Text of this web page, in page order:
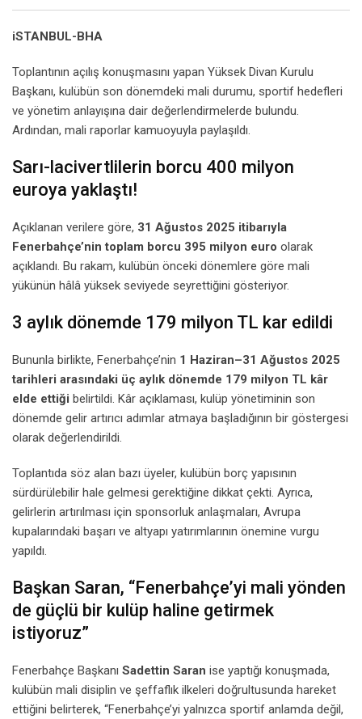
iSTANBUL-BHA
Toplantının açılış konuşmasını yapan Yüksek Divan Kurulu
Başkanı, kulübün son dönemdeki mali durumu, sportif hedefleri
ve yönetim anlayışına dair değerlendirmelerde bulundu.
Ardından, mali raporlar kamuoyuyla paylaşıldı.
Sarı-lacivertlilerin borcu 400 milyon
euroya yaklaştı!
Açıklanan verilere göre, 31 Ağustos 2025 itibarıyla
Fenerbahçe’nin toplam borcu 395 milyon euro olarak
açıklandı. Bu rakam, kulübün önceki dönemlere göre mali
yükünün hâlâ yüksek seviyede seyrettiğini gösteriyor.
3 aylık dönemde 179 milyon TL kar edildi
Bununla birlikte, Fenerbahçe’nin 1 Haziran–31 Ağustos 2025
tarihleri arasındaki üç aylık dönemde 179 milyon TL kâr
elde ettiği belirtildi. Kâr açıklaması, kulüp yönetiminin son
dönemde gelir artırıcı adımlar atmaya başladığının bir göstergesi
olarak değerlendirildi.
Toplantıda söz alan bazı üyeler, kulübün borç yapısının
sürdürülebilir hale gelmesi gerektiğine dikkat çekti. Ayrıca,
gelirlerin artırılması için sponsorluk anlaşmaları, Avrupa
kupalarındaki başarı ve altyapı yatırımlarının önemine vurgu
yapıldı.
Başkan Saran, “Fenerbahçe’yi mali yönden
de güçlü bir kulüp haline getirmek
istiyoruz”
Fenerbahçe Başkanı Sadettin Saran ise yaptığı konuşmada,
kulübün mali disiplin ve şeffaflık ilkeleri doğrultusunda hareket
ettiğini belirterek, “Fenerbahçe’yi yalnızca sportif anlamda değil,